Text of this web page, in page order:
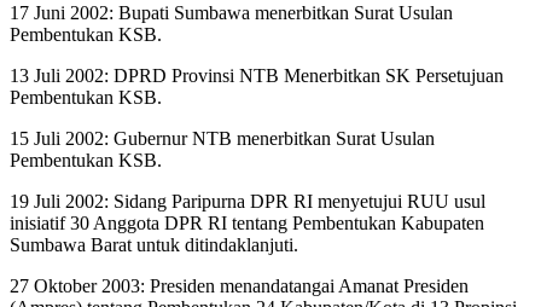
17 Juni 2002: Bupati Sumbawa menerbitkan Surat Usulan
Pembentukan KSB.
13 Juli 2002: DPRD Provinsi NTB Menerbitkan SK Persetujuan
Pembentukan KSB.
15 Juli 2002: Gubernur NTB menerbitkan Surat Usulan
Pembentukan KSB.
19 Juli 2002: Sidang Paripurna DPR RI menyetujui RUU usul
inisiatif 30 Anggota DPR RI tentang Pembentukan Kabupaten
Sumbawa Barat untuk ditindaklanjuti.
27 Oktober 2003: Presiden menandatangai Amanat Presiden